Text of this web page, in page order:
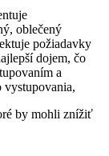
oblečený
požiadavky
dojem, čo
a
vystupovania,
by mohli znížiť